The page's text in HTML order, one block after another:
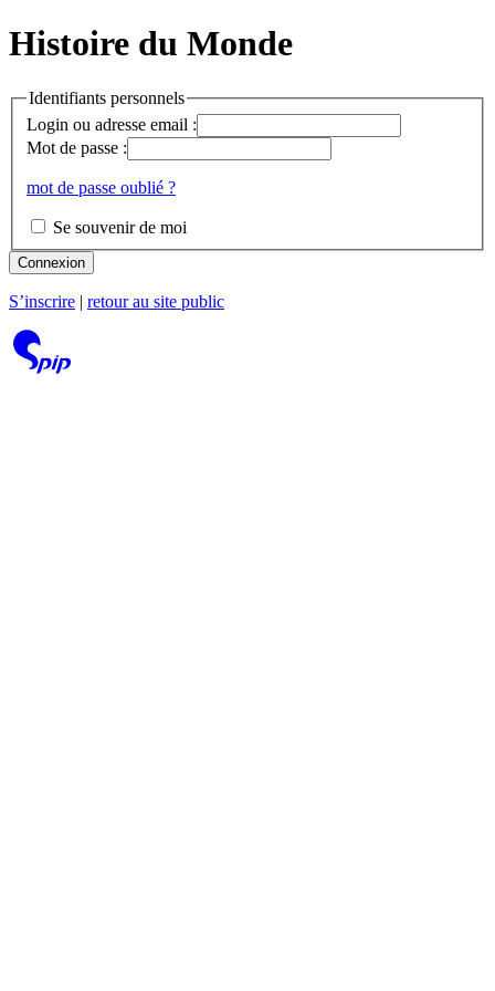
Histoire du Monde
Identifiants personnels
Login ou adresse email :
Mot de passe :
mot de passe oublié ?
Se souvenir de moi
Connexion
S’inscrire retour au site public